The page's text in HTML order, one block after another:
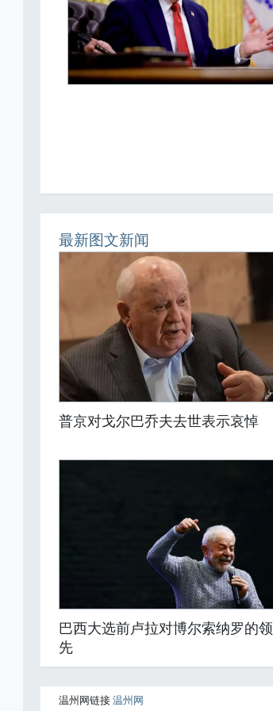
最新图文新闻
普京对戈尔巴乔夫去世表示哀悼
巴西大选前卢拉对博尔索纳罗的领
先
温州网链接 温州网